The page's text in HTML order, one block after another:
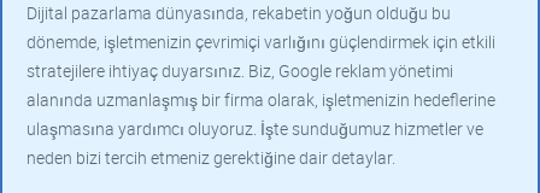
Dijital pazarlama dünyasında, rekabetin yoğun olduğu bu
dönemde, işletmenizin çevrimiçi varlığını güçlendirmek için etkili
stratejilere ihtiyaç duyarsınız. Biz, Google reklam yönetimi
alanında uzmanlaşmış bir firma olarak, işletmenizin hedeflerine
ulaşmasına yardımcı oluyoruz. İşte sunduğumuz hizmetler ve
neden bizi tercih etmeniz gerektiğine dair detaylar.